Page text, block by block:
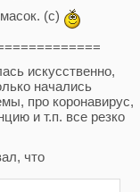
(с)
искусственно,
начались
про коронавирус,
и т.п. все резко
что